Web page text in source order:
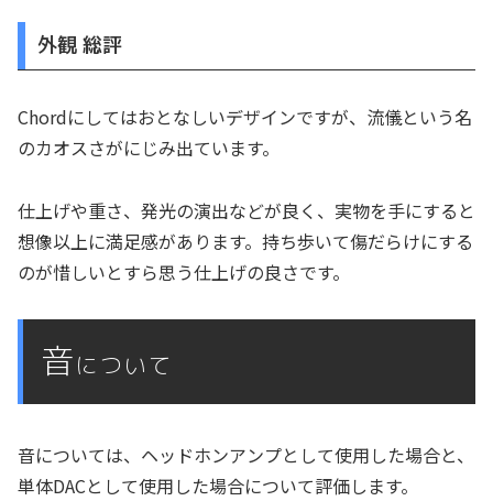
外観 総評
Chordにしてはおとなしいデザインですが、流儀という名
のカオスさがにじみ出ています。
仕上げや重さ、発光の演出などが良く、実物を手にすると
想像以上に満足感があります。持ち歩いて傷だらけにする
のが惜しいとすら思う仕上げの良さです。
音 について
音については、ヘッドホンアンプとして使用した場合と、
単体DACとして使用した場合について評価します。